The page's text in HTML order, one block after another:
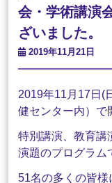
会・学術講演
ざいました。
2019年11月21日
2019年11月17日(
健センター内）で
特別講演、教育講
演題のプログラム
51名の多くの皆様